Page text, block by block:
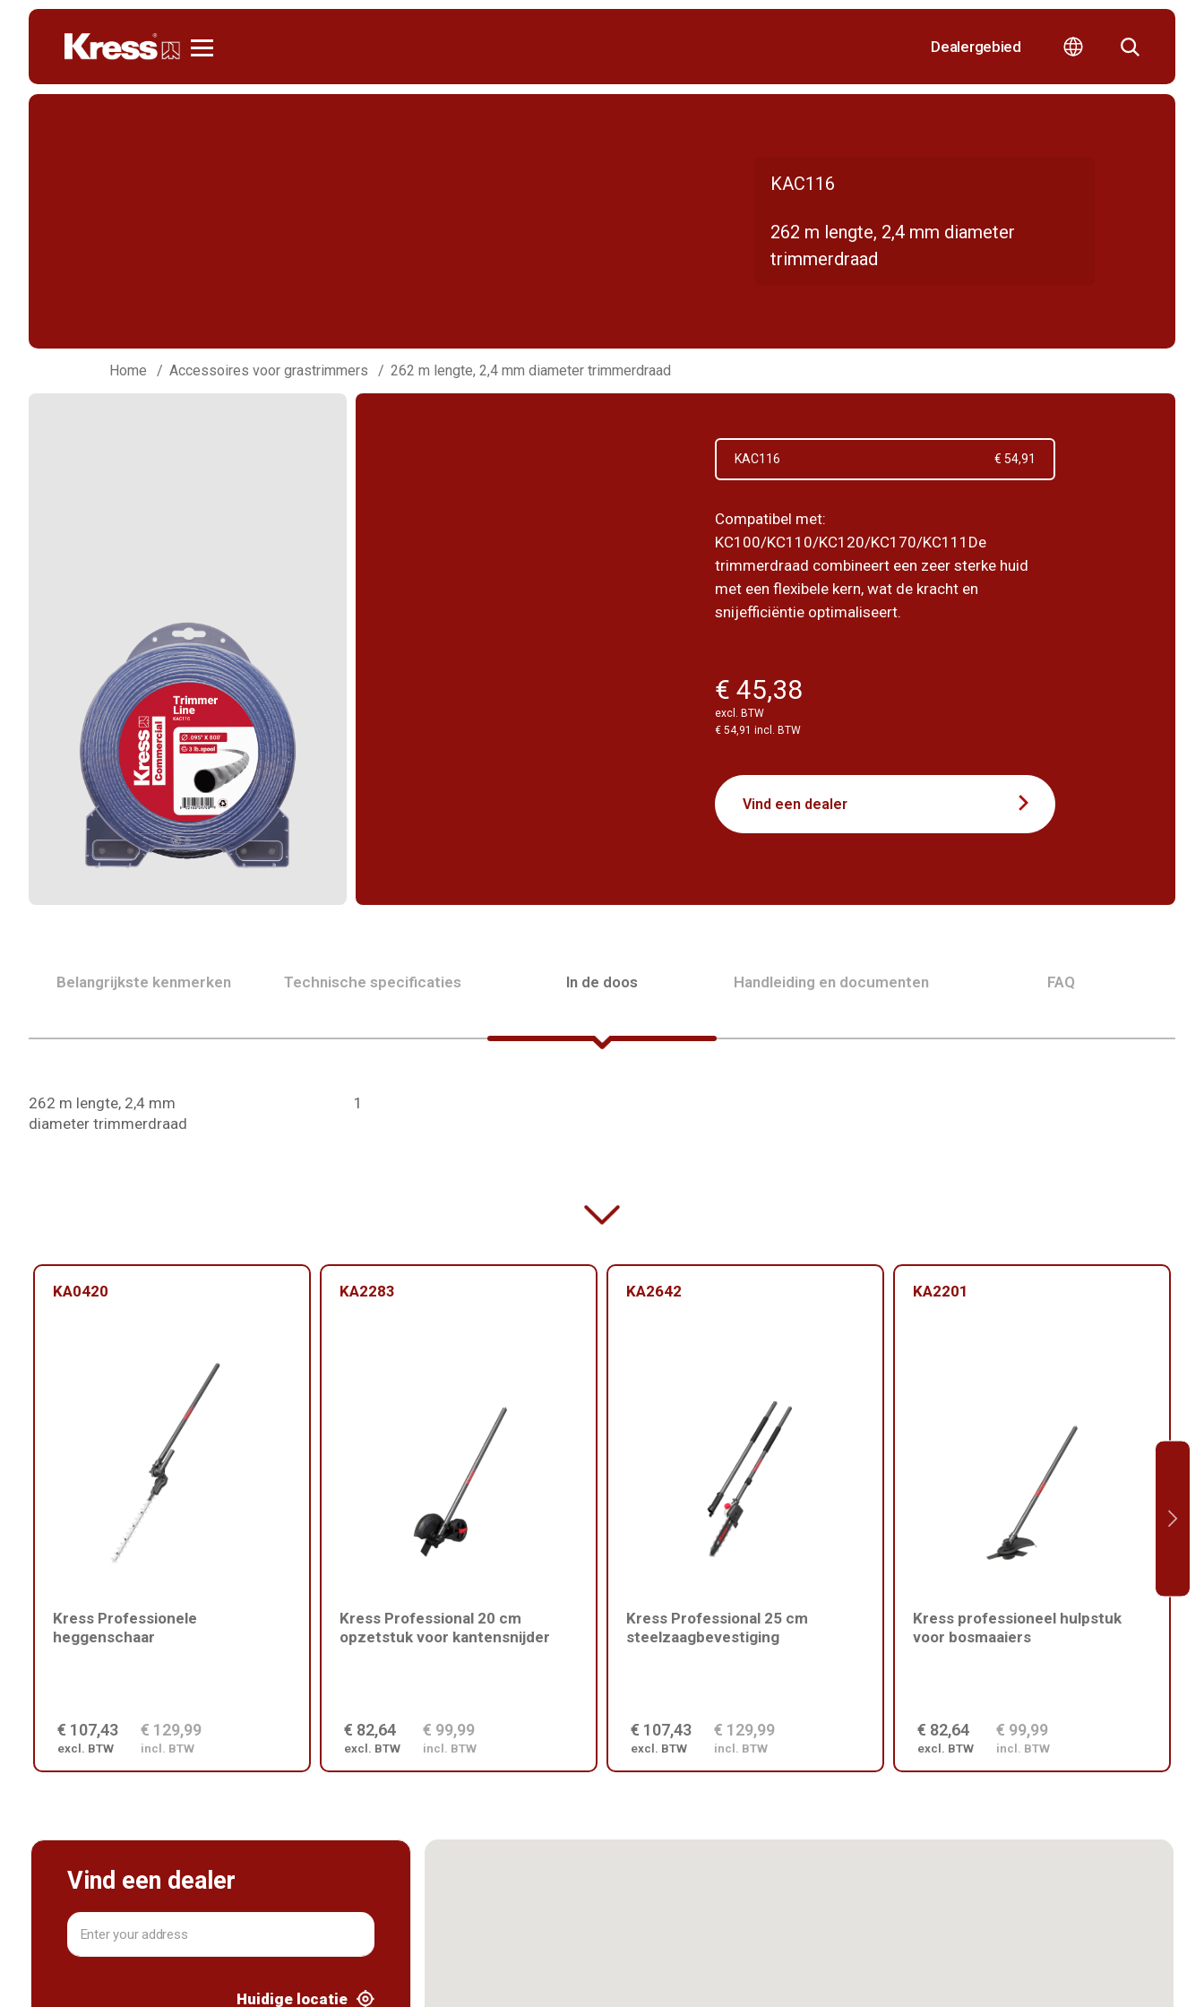
Dealergebied
KAC116
262 m lengte, 2,4 mm diameter
trimmerdraad
Home Accessoires voor grastrimmers 262 m lengte, 2,4 mm diameter trimmerdraad
KAC116 € 54,91
Compatibel met:
KC100/KC110/KC120/KC170/KC111De
trimmerdraad combineert een zeer sterke huid
met een flexibele kern, wat de kracht en
snijefficiëntie optimaliseert.
€ 45,38
excl. BTW
€ 54,91 incl. BTW
Vind een dealer
Belangrijkste kenmerken Technische specificaties In de doos Handleiding en documenten FAQ
262 m lengte, 2,4 mm
diameter trimmerdraad
1
KA0420
Kress Professionele
heggenschaar
€ 107,43
excl. BTW
€ 129,99
incl. BTW
KA2283
Kress Professional 20 cm
opzetstuk voor kantensnijder
€ 82,64
excl. BTW
€ 99,99
incl. BTW
KA2642
Kress Professional 25 cm
steelzaagbevestiging
€ 107,43
excl. BTW
€ 129,99
incl. BTW
KA2201
Kress professioneel hulpstuk
voor bosmaaiers
€ 82,64
excl. BTW
€ 99,99
incl. BTW
Vind een dealer
Huidige locatie